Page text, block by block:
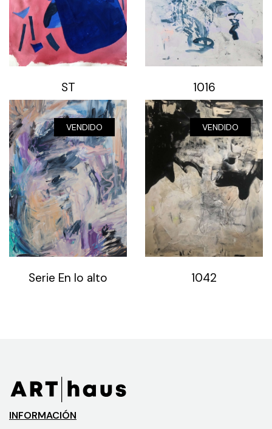
ST 1016
VENDIDO
Serie En lo alto
VENDIDO
1042
INFORMACIÓN